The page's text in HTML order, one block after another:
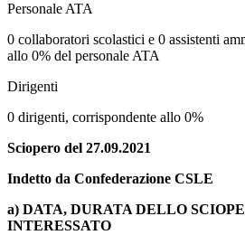
Personale ATA
0 collaboratori scolastici e 0 assistenti
allo 0% del personale ATA
Dirigenti
0 dirigenti, corrispondente allo 0%
Sciopero del 27.09.2021
Indetto da Confederazione CSLE
a) DATA, DURATA DELLO
INTERESSATO